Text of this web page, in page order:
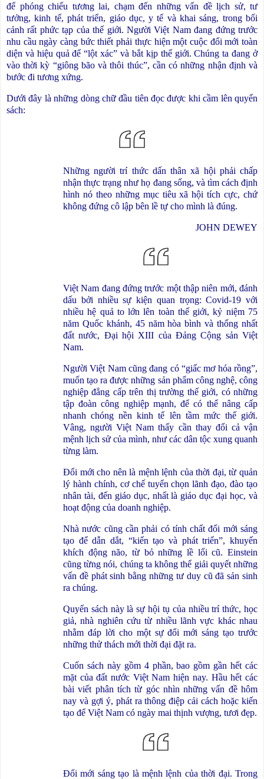
để phóng chiếu tương lai, chạm đến những vấn đề lịch sử, tư
tưởng, kinh tế, phát triển, giáo dục, y tế và khai sáng, trong bối
cảnh rất phức tạp của thế giới. Người Việt Nam đang đứng trước
nhu cầu ngày càng bức thiết phải thực hiện một cuộc đổi mới toàn
diện và hiệu quả để “lột xác” và bắt kịp thế giới. Chúng ta đang ở
vào thời kỳ “giông bão và thôi thúc”, cần có những nhận định và
bước đi tương xứng.
Dưới đây là những dòng chữ đầu tiên đọc được khi cầm lên quyển
sách:
Những người trí thức dấn thân xã hội phải chấp
nhận thực trạng như họ đang sống, và tìm cách định
hình nó theo những mục tiêu xã hội tích cực, chứ
không đứng cô lập bên lề tự cho mình là đúng.
JOHN DEWEY
Việt Nam đang đứng trước một thập niên mới, đánh
dấu bởi nhiều sự kiện quan trọng: Covid-19 với
nhiều hệ quả to lớn lên toàn thế giới, kỷ niệm 75
năm Quốc khánh, 45 năm hòa bình và thống nhất
đất nước, Đại hội XIII của Đảng Cộng sản Việt
Nam.
Người Việt Nam cũng đang có “giấc mơ hóa rồng”,
muốn tạo ra được những sản phẩm công nghệ, công
nghiệp đẳng cấp trên thị trường thế giới, có những
tập đoàn công nghiệp mạnh, để có thể nâng cấp
nhanh chóng nền kinh tế lên tầm mức thế giới.
Vâng, người Việt Nam thấy cần thay đổi cả vận
mệnh lịch sử của mình, như các dân tộc xung quanh
từng làm.
Đổi mới cho nên là mệnh lệnh của thời đại, từ quản
lý hành chính, cơ chế tuyển chọn lãnh đạo, đào tạo
nhân tài, đến giáo dục, nhất là giáo dục đại học, và
hoạt động của doanh nghiệp.
Nhà nước cũng cần phải có tính chất đổi mới sáng
tạo để dẫn dắt, “kiến tạo và phát triển”, khuyến
khích động não, từ bỏ những lề lối cũ. Einstein
cũng từng nói, chúng ta không thể giải quyết những
vấn đề phát sinh bằng những tư duy cũ đã sản sinh
ra chúng.
Quyển sách này là sự hội tụ của nhiều trí thức, học
giả, nhà nghiên cứu từ nhiều lãnh vực khác nhau
nhằm đáp lời cho một sự đổi mới sáng tạo trước
những thử thách mới thời đại đặt ra.
Cuốn sách này gồm 4 phần, bao gồm gần hết các
mặt của đất nước Việt Nam hiện nay. Hầu hết các
bài viết phân tích từ góc nhìn những vấn đề hôm
nay và gợi ý, phát ra thông điệp cải cách hoặc kiến
tạo để Việt Nam có ngày mai thịnh vượng, tươi đẹp.
Đổi mới sáng tạo là mệnh lệnh của thời đại. Trong